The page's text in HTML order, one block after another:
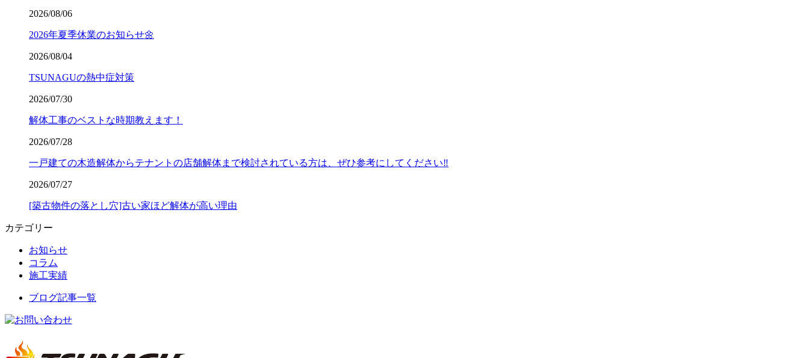
2026/08/06
2026年夏季休業のお知らせ🌼
2026/08/04
TSUNAGUの熱中症対策
2026/07/30
解体工事のベストな時期教えます！
2026/07/28
一戸建ての木造解体からテナントの店舗解体まで検討されている方は、ぜひ参考にしてください‼️
2026/07/27
[築古物件の落とし穴]古い家ほど解体が高い理由
カテゴリー
お知らせ
コラム
施工実績
ブログ記事一覧